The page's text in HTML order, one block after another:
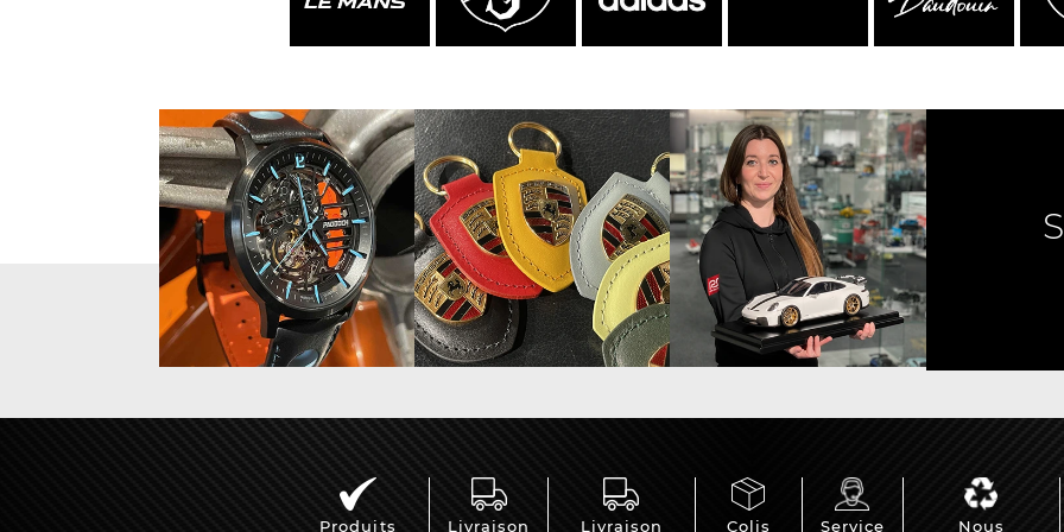
Vitrine pour
Casque Porsche
Tracteurs Porsche
Produits Livraison Livraison Colis Service Nous